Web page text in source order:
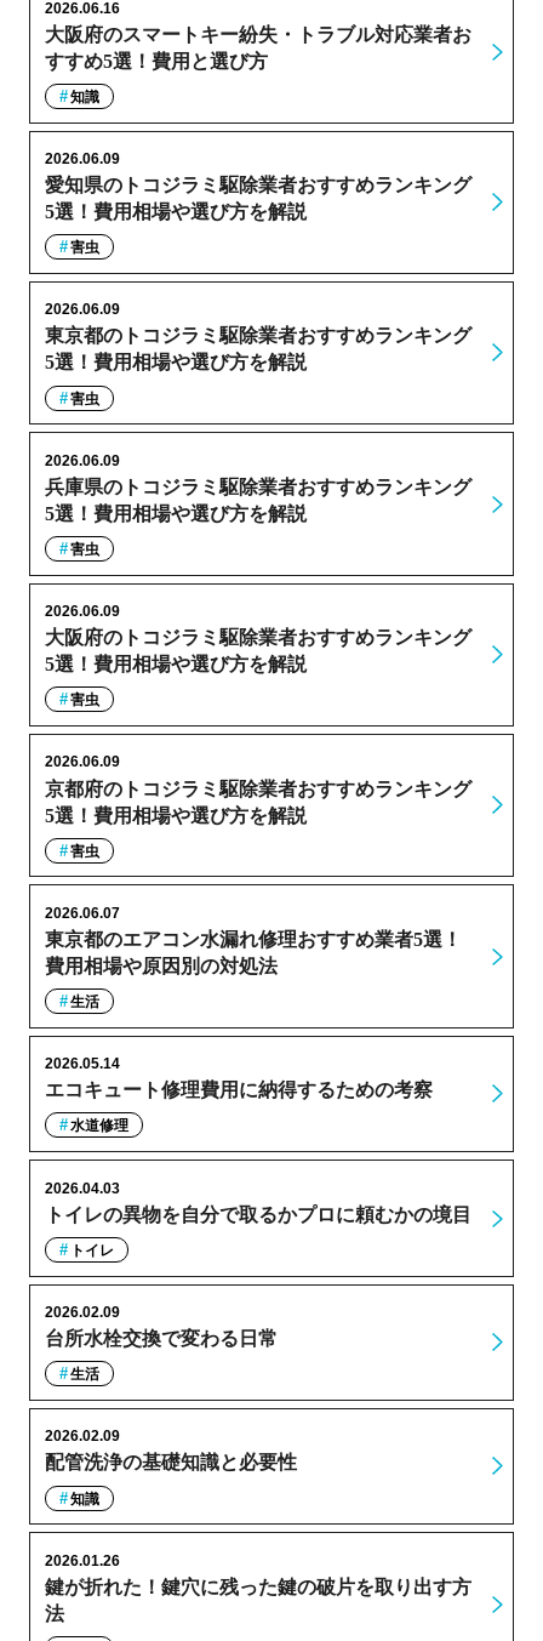
大阪府のスマートキー紛失・トラブル対応業者お
すすめ5選！費用と選び方
2026.06.16
知識
愛知県のトコジラミ駆除業者おすすめランキング
5選！費用相場や選び方を解説
2026.06.09
害虫
東京都のトコジラミ駆除業者おすすめランキング
5選！費用相場や選び方を解説
2026.06.09
害虫
兵庫県のトコジラミ駆除業者おすすめランキング
5選！費用相場や選び方を解説
2026.06.09
害虫
大阪府のトコジラミ駆除業者おすすめランキング
5選！費用相場や選び方を解説
2026.06.09
害虫
京都府のトコジラミ駆除業者おすすめランキング
5選！費用相場や選び方を解説
2026.06.09
害虫
東京都のエアコン水漏れ修理おすすめ業者5選！
費用相場や原因別の対処法
2026.06.07
生活
エコキュート修理費用に納得するための考察
2026.05.14
水道修理
トイレの異物を自分で取るかプロに頼むかの境目
2026.04.03
トイレ
台所水栓交換で変わる日常
2026.02.09
生活
配管洗浄の基礎知識と必要性
2026.02.09
知識
鍵が折れた！鍵穴に残った鍵の破片を取り出す方
法
2026.01.26